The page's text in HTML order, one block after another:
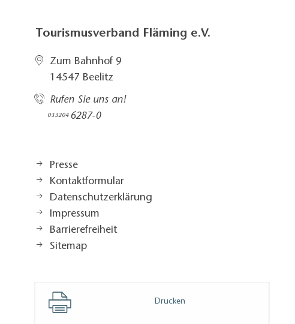
Tourismusverband Fläming e.V.
Zum Bahnhof 9
14547 Beelitz
Rufen Sie uns an!
033204 6287-0
Presse
Kontaktformular
Datenschutzerklärung
Impressum
Barrierefreiheit
Sitemap
Drucken